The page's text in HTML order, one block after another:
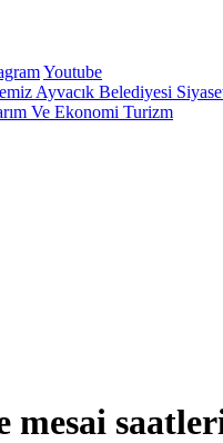
Youtube
Ayvacık Belediyesi
Ve Ekonomi Turizm
mesai